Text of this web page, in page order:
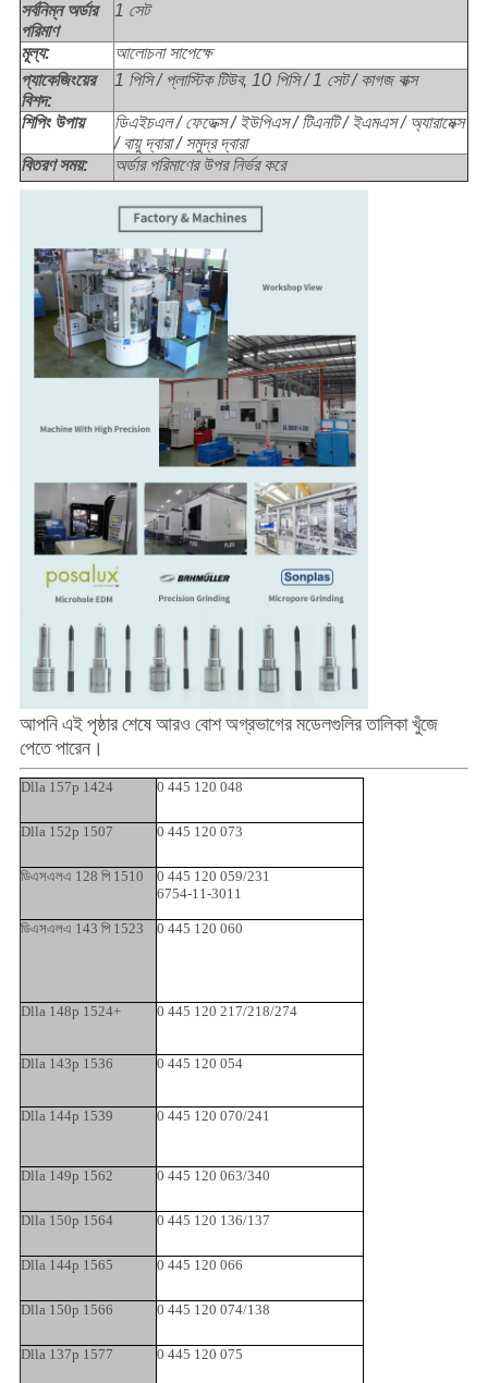
সর্বনিম্ন অর্ডার
পরিমাণ
1 সেট
মূল্য:
আলোচনা সাপেক্ষে
প্যাকেজিংয়ের
বিশদ:
1 পিসি / প্লাস্টিক টিউব, 10 পিসি / 1 সেট / কাগজ বাক্স
শিপিং উপায়
ডিএইচএল / ফেডেক্স / ইউপিএস / টিএনটি / ইএমএস / অ্যারামেক্স
/ বায়ু দ্বারা / সমুদ্র দ্বারা
বিতরণ সময়:
অর্ডার পরিমাণের উপর নির্ভর করে
আপনি এই পৃষ্ঠার শেষে আরও বোশ অগ্রভাগের মডেলগুলির তালিকা খুঁজে
পেতে পারেন।
Dlla 157p 1424 0 445 120 048
Dlla 152p 1507 0 445 120 073
ডিএসএলএ 128 পি 1510
0 445 120 059/231
6754-11-3011
ডিএসএলএ 143 পি 1523 0 445 120 060
Dlla 148p 1524+ 0 445 120 217/218/274
Dlla 143p 1536 0 445 120 054
Dlla 144p 1539 0 445 120 070/241
Dlla 149p 1562 0 445 120 063/340
Dlla 150p 1564 0 445 120 136/137
Dlla 144p 1565 0 445 120 066
Dlla 150p 1566 0 445 120 074/138
Dlla 137p 1577 0 445 120 075